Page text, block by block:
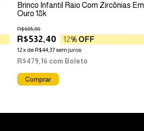
Brinco Infantil Raio Com Zircônias Em
Ouro 18k
R$532,40
R$605,00
12% OFF
12x deR$44,37sem juros
R$479,16 com Boleto